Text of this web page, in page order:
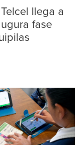
llega a
fase